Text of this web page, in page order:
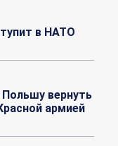
в НАТО
Польшу вернуть
армией